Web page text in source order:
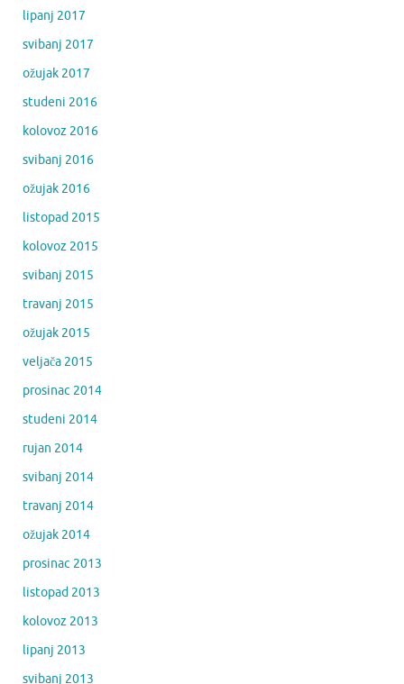
lipanj 2017
svibanj 2017
ožujak 2017
studeni 2016
kolovoz 2016
svibanj 2016
ožujak 2016
listopad 2015
kolovoz 2015
svibanj 2015
travanj 2015
ožujak 2015
veljača 2015
prosinac 2014
studeni 2014
rujan 2014
svibanj 2014
travanj 2014
ožujak 2014
prosinac 2013
listopad 2013
kolovoz 2013
lipanj 2013
svibanj 2013